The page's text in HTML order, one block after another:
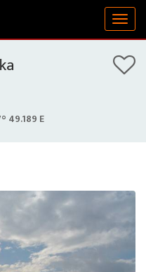
49.189 E